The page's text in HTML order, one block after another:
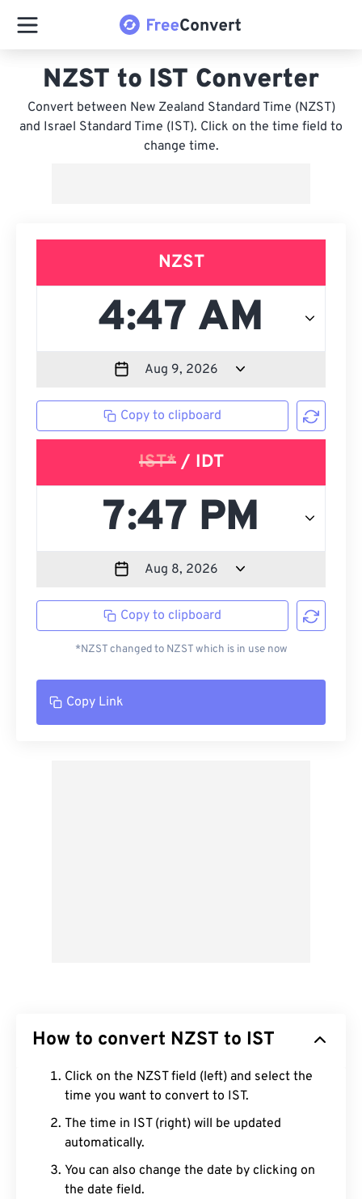
NZST to IST Converter
Convert between New Zealand Standard Time (NZST)
and Israel Standard Time (IST). Click on the time field to
change time.
NZST
Copy to clipboard
IST*/ IDT
Copy to clipboard
*NZST changed to NZST which is in use now
Copy Link
How to convert NZST to IST
Click on the NZST field (left) and select the
time you want to convert to IST.
The time in IST (right) will be updated
automatically.
You can also change the date by clicking on
the date field.